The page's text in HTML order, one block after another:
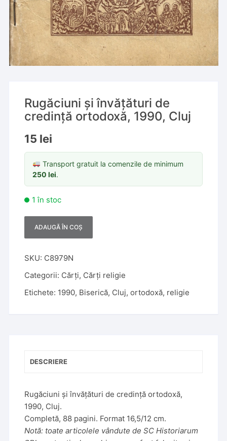
Rugăciuni și învățături de
credință ortodoxă, 1990, Cluj
15 lei
Transport gratuit la comenzile de minimum
250lei.
1 în stoc
ADAUGĂ ÎN COȘ
t
n
SKU: C8979N
Categorii: Cărți, Cărți religie
Etichete: 1990, Biserică, Cluj,ortodoxă, religie
DESCRIERE
Rugăciuni și învățături de credință ortodoxă,
1990, Cluj.
Completă, 88 pagini. Format 16,5/12 cm.
Notă: toate articolele vândute de SC Historiarum